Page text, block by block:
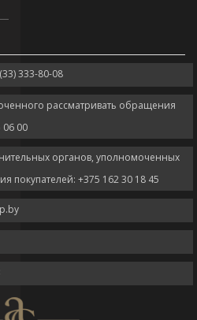
333-80-08
рассматривать обращения
06 00
органов, уполномоченных
покупателей: +375 162 30 18 45